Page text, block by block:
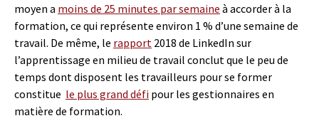
moyen a moins de 25 minutes par semaine à accorder à la
formation, ce qui représente environ 1 % d’une semaine de
travail. De même, le rapport 2018 de LinkedIn sur
l’apprentissage en milieu de travail conclut que le peu de
temps dont disposent les travailleurs pour se former
constitue le plus grand défi pour les gestionnaires en
matière de formation.